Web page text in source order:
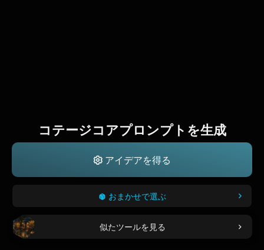
コテージコアプロンプトを生成
アイデアを得る
おまかせで選ぶ
似たツールを見る